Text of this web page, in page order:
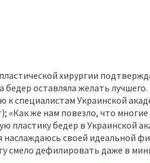
хирургии
оставляла желать
специалистам Украинской
«Как же нам повезло, что
пластику бедер в Украинской
своей идеальной
смело дефилировать даже в